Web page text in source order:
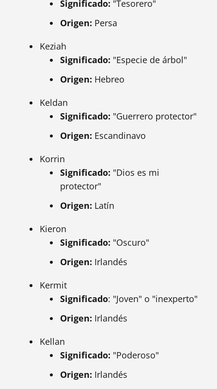
Significado: "Tesorero"
Origen: Persa
Keziah
Significado: "Especie de árbol"
Origen: Hebreo
Keldan
Significado: "Guerrero protector"
Origen: Escandinavo
Korrin
Significado: "Dios es mi
protector"
Origen: Latín
Kieron
Significado: "Oscuro"
Origen: Irlandés
Kermit
Significado: "Joven" o "inexperto"
Origen: Irlandés
Kellan
Significado: "Poderoso"
Origen: Irlandés